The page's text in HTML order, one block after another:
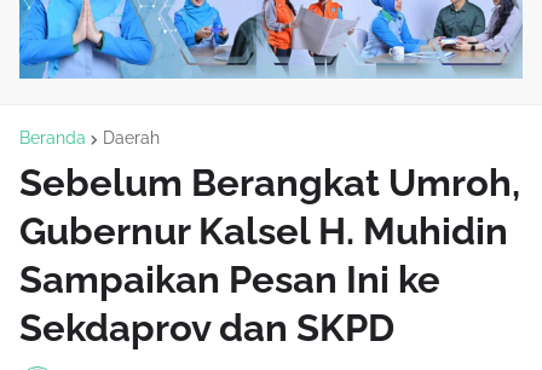
Beranda Daerah
Sebelum Berangkat Umroh,
Gubernur Kalsel H. Muhidin
Sampaikan Pesan Ini ke
Sekdaprov dan SKPD